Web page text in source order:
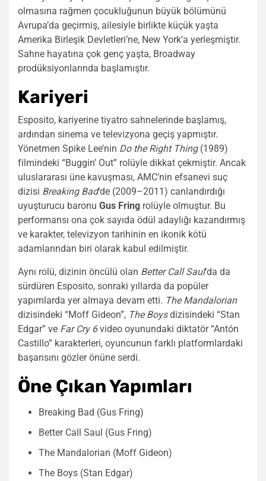
olmasına rağmen çocukluğunun büyük bölümünü
Avrupa’da geçirmiş, ailesiyle birlikte küçük yaşta
Amerika Birleşik Devletleri’ne, New York’a yerleşmiştir.
Sahne hayatına çok genç yaşta, Broadway
prodüksiyonlarında başlamıştır.
Kariyeri
Esposito, kariyerine tiyatro sahnelerinde başlamış,
ardından sinema ve televizyona geçiş yapmıştır.
Yönetmen Spike Lee’nin Do the Right Thing(1989)
filmindeki “Buggin’ Out” rolüyle dikkat çekmiştir. Ancak
uluslararası üne kavuşması, AMC’nin efsanevi suç
dizisi Breaking Bad‘de (2009–2011) canlandırdığı
uyuşturucu baronu Gus Fring rolüyle olmuştur. Bu
performansı ona çok sayıda ödül adaylığı kazandırmış
ve karakter, televizyon tarihinin en ikonik kötü
adamlarından biri olarak kabul edilmiştir.
Aynı rolü, dizinin öncülü olan Better Call Saul‘da da
sürdüren Esposito, sonraki yıllarda da popüler
yapımlarda yer almaya devam etti. The Mandalorian
dizisindeki “Moff Gideon”, The Boysdizisindeki “Stan
Edgar” ve Far Cry 6video oyunundaki diktatör “Antón
Castillo” karakterleri, oyuncunun farklı platformlardaki
başarısını gözler önüne serdi.
Öne Çıkan Yapımları
Breaking Bad (Gus Fring)
Better Call Saul (Gus Fring)
The Mandalorian (Moff Gideon)
The Boys (Stan Edgar)